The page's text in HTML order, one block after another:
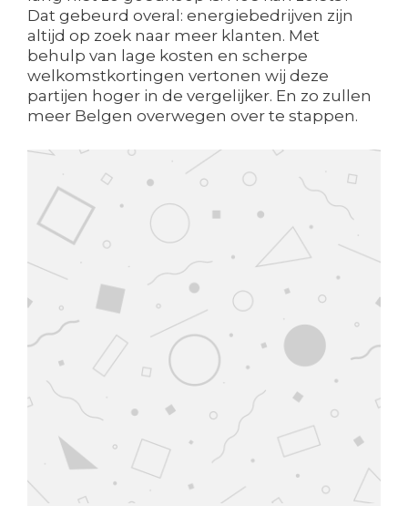
Dat gebeurd overal: energiebedrijven zijn
altijd op zoek naar meer klanten. Met
behulp van lage kosten en scherpe
welkomstkortingen vertonen wij deze
partijen hoger in de vergelijker. En zo zullen
meer Belgen overwegen over te stappen.